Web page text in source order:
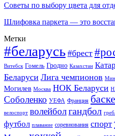
Советы по выбору цвета для
Шлифовка паркета — это
Метки
#беларусь #брест
Витебск Гомель Гродно Казахстан Катар
Беларуси Лига чемпионов
Могилев Москва НОК Беларуси
Соболенко УЕФА Франция
велоспорт волейболгандбол
футбол плавание соревнования спорт